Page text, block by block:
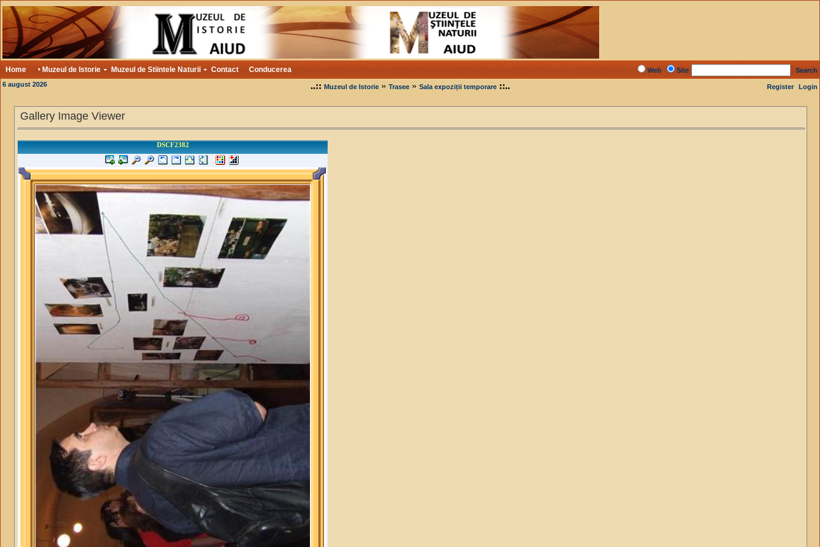
Home Muzeul de Istorie Muzeul de Stiintele Naturii Contact Conducerea Web Site
Search
6 august 2026
..:: Muzeul de Istorie» Trasee» Sala expoziții temporare ::.. Register Login
Gallery Image Viewer
DSCF2382